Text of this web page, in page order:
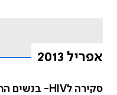
אפריל 2013
סקירה לHIV- בנשים הרות בישראל: בחינת המלצות אל מול המאפיינים האפידמיולוגיים של התפשטות הנגיף בארץ